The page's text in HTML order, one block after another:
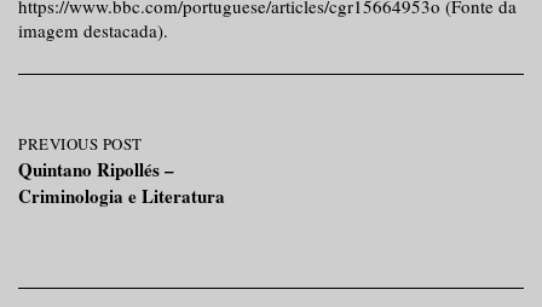
https://www.bbc.com/portuguese/articles/cgr15664953o (Fonte da
imagem destacada).
Post
navigation
PREVIOUS POST
Quintano Ripollés –
Criminologia e Literatura